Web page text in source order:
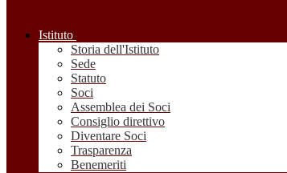
Istituto
Storia dell'Istituto
Sede
Statuto
Soci
Assemblea dei Soci
Consiglio direttivo
Diventare Soci
Trasparenza
Benemeriti